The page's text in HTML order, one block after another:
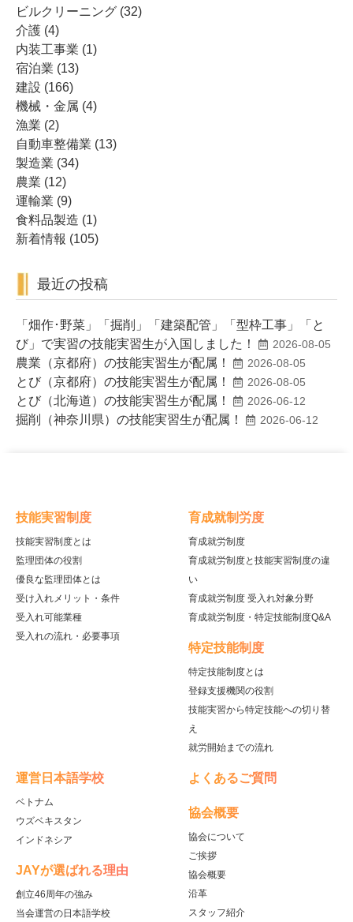
ビルクリーニング (32)
介護 (4)
内装工事業 (1)
宿泊業 (13)
建設 (166)
機械・金属 (4)
漁業 (2)
自動車整備業 (13)
製造業 (34)
農業 (12)
運輸業 (9)
食料品製造 (1)
新着情報 (105)
最近の投稿
「畑作･野菜」「掘削」「建築配管」「型枠工事」「と
び」で実習の技能実習生が入国しました！
2026-08-05
農業（京都府）の技能実習生が配属！ 2026-08-05
とび（京都府）の技能実習生が配属！ 2026-08-05
とび（北海道）の技能実習生が配属！ 2026-06-12
掘削（神奈川県）の技能実習生が配属！ 2026-06-12
技能実習制度
技能実習制度とは
監理団体の役割
優良な監理団体とは
受け入れメリット・条件
受入れ可能業種
受入れの流れ・必要事項
育成就制労度
育成就労制度
育成就労制度と技能実習制度の違
い
育成就労制度 受入れ対象分野
育成就労制度・特定技能制度Q&A
特定技能制度
特定技能制度とは
登録支援機関の役割
技能実習から特定技能への切り替
え
就労開始までの流れ
運営日本語学校
ベトナム
ウズベキスタン
インドネシア
JAYが選ばれる理由
創立46周年の強み
当会運営の日本語学校
よくあるご質問
協会概要
協会について
ご挨拶
協会概要
沿革
スタッフ紹介